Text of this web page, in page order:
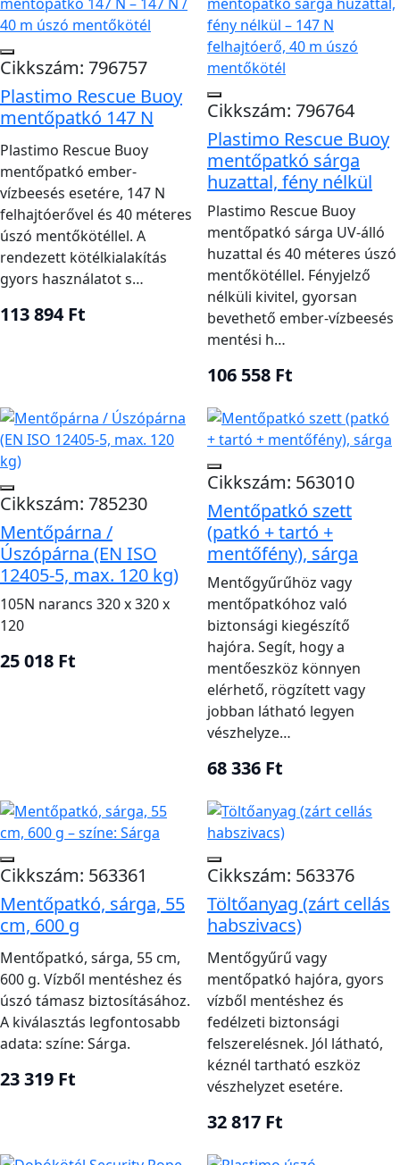
Válassz kompatibilis tartót, vészfényt és úszó
kötelet úgy, hogy a teljes rendszer azonnal
bevethető maradjon.
Mérd fel a dobási távolságot, a hajó
oldalmagasságát, a kezelő erejét és a
visszafordítási manőverhez szükséges
elhelyezést.
Ne általánosíts egyetlen minősítést a kategória
egészére; az előírt felszerelést a konkrét termék
igazolt megfelelősége igazolja.
Gyakorlás és az eszköz
állapotának ellenőrzése
A mentőeszköz legyen jól látható, egy kézzel
kiemelhető és ne akadjon ponyvába, korlátba vagy
gyakorlócéllal, de ne veszélyeztesd a személyzetet, és
a gyakorlat után ellenőrizd a termék állapotát. Ha
fényt vagy úszó kötelet csatlakoztatsz, a szerelés ne
változtassa meg hátrányosan a dobhatóságot. A
tartó és a tok mérete pontosan illeszkedjen.
Indulás előtt ellenőrizd a burkolatot, varrást,
kapaszkodó kötelet, fényvisszaverő részeket, tartót
és vészfényt. Napfény, üzemanyag, olaj és
mechanikai sérülés ronthatja az anyagot. Bevetés
után édesvízzel tisztítsd, teljesen szárítsd meg, és
csak hibátlanul helyezd vissza. A személyzet tudja, ki
dobja az eszközt, ki tartja szemmel a bajbajutottat és
Mentőeszközt lehetőleg a bajbajutott közelébe, nem
kezelő vagy a vízben lévő személy köré, és ne
kerüljön a hajócsavarhoz. A mentőgyűrű nem
mentőmellény, nem alkalmas folyamatos viselésre, és
önmagában nem emeli vissza a személyt a fedélzetre.
A hajóra emeléshez külön terv és megfelelő eszköz
szükséges.
Kapcsolódó kategóriák
A rendszer összeállításához nézd meg amentőgyűrű-
és patkótartozékok
vízimentő bóják,
mentőfelszerelésekkínálatát is.
Cikkszám: 796757
Plastimo Rescue Buoy
mentőpatkó 147 N
Plastimo Rescue Buoy
mentőpatkó ember-
vízbeesés esetére, 147 N
felhajtóerővel és 40 méteres
úszó mentőkötéllel. A
rendezett kötélkialakítás
gyors használatot s…
113 894 Ft
Cikkszám: 796764
Plastimo Rescue Buoy
mentőpatkó sárga
huzattal, fény nélkül
Plastimo Rescue Buoy
mentőpatkó sárga UV-álló
huzattal és 40 méteres úszó
mentőkötéllel. Fényjelző
nélküli kivitel, gyorsan
bevethető ember-vízbeesés
mentési h…
106 558 Ft
Cikkszám: 785230
Mentőpárna /
Úszópárna (EN ISO
12405-5, max. 120 kg)
105N narancs 320 x 320 x
120
25 018 Ft
Cikkszám: 563010
Mentőpatkó szett
(patkó + tartó +
mentőfény), sárga
Mentőgyűrűhöz vagy
mentőpatkóhoz való
biztonsági kiegészítő
hajóra. Segít, hogy a
mentőeszköz könnyen
elérhető, rögzített vagy
jobban látható legyen
vészhelyze…
68 336 Ft
Cikkszám: 563361
Mentőpatkó, sárga, 55
cm, 600 g
Mentőpatkó, sárga, 55 cm,
600 g. Vízből mentéshez és
úszó támasz biztosításához.
A kiválasztás legfontosabb
adata: színe: Sárga.
23 319 Ft
Cikkszám: 563376
Töltőanyag (zárt cellás
habszivacs)
Mentőgyűrű vagy
mentőpatkó hajóra, gyors
vízből mentéshez és
fedélzeti biztonsági
felszerelésnek. Jól látható,
kéznél tartható eszköz
vészhelyzet esetére.
32 817 Ft